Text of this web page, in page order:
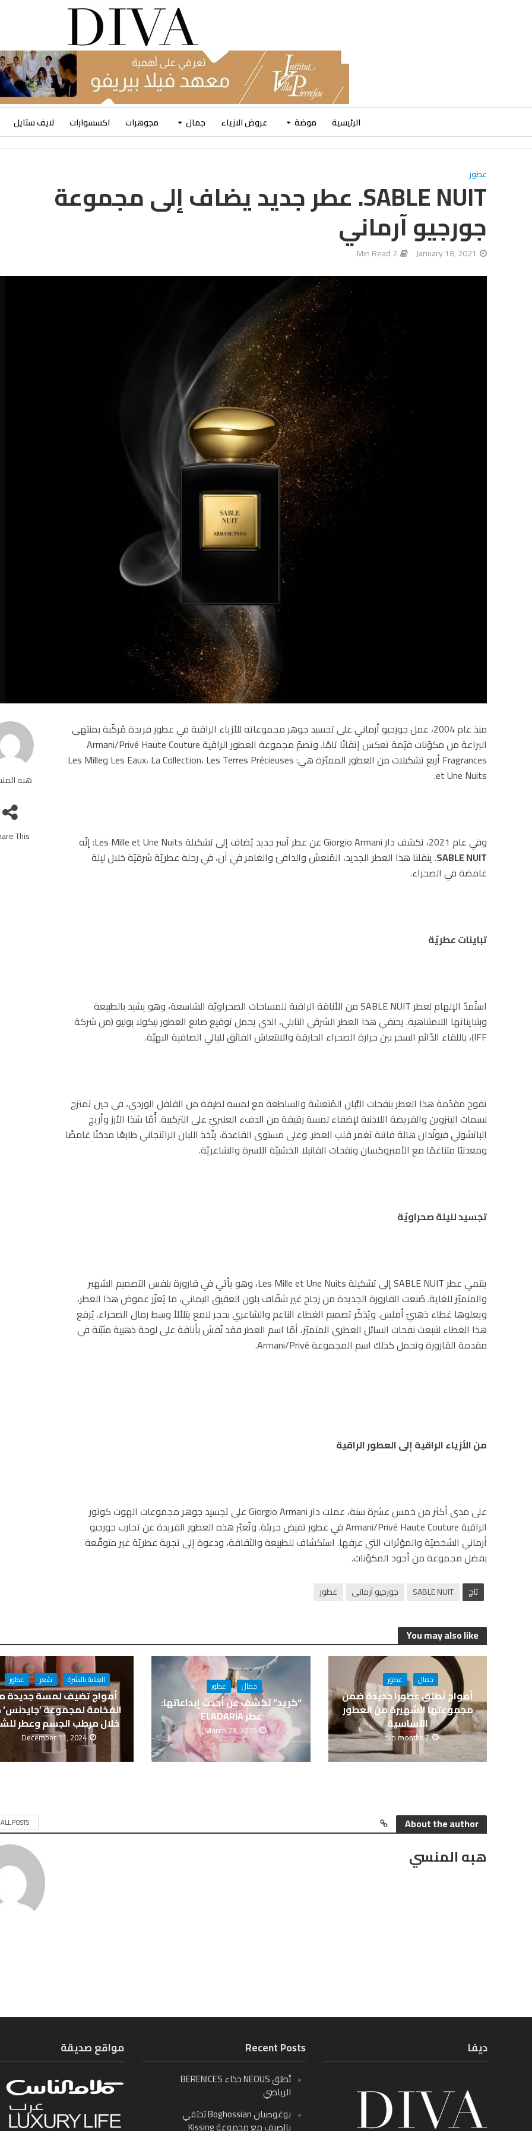
الرئيسية موضة عروض الازياء جمال مجوهرات اكسسوارات لايف ستايل
عطور
SABLE NUIT. عطر جديد يضاف إلى مجموعة
جورجيو آرماني
January 18, 2021
2 Min Read
هبه
This!
منذ عام 2004، عمل جورجيو أرماني على تجسيد جوهر مجموعاته للأزياء الراقية في عطور فريدة مُركّبة بمنتهى
البراعة من مكوّنات قيّمة تعكس إتقانًا تامًا. وتضمّ مجموعة العطور الراقية Armani/Privé Haute Couture
Fragrances أربع تشكيلات من العطور المميّزة هي: Les Eaux، La Collection، Les Terres Précieuses وLes Mille
et Une Nuits.
وفي عام 2021، تكشف دار Giorgio Armani عن عطر آسر جديد يُضاف إلى تشكيلة Les Mille et Une Nuits: إنّه
SABLE NUIT. ينقلنا هذا العطر الجديد، المُنعش والدافئ والغامر في آن، في رحلة عطريّة شرقيّة خلال ليلة
غامضة في الصحراء.
تباينات عطريّة
استُمدّ الإلهام لعطر SABLE NUIT من الأناقة الراقية للمساحات الصحراويّة الشاسعة، وهو يشيد بالطبيعة
وبتبايناتها اللامتناهية. يحتفي هذا العطر الشرقي التابلي، الذي يحمل توقيع صانع العطور نيكولا بوليو (من شركة
IFF)، باللقاء الدّائم السحر بين حرارة الصحراء الحارقة والانتعاش الفائق لليالي الصافية البهيّة.
تفوح مقدّمة هذا العطر بنفحات اللُّبان المُنعشة والساطعة مع لمسة لطيفة من الفلفل الوردي، في حين تمتزج
نسمات البنزوين والقريضة اللاذنية لإضفاء لمسة رقيقة من الدفء العنبريّ على التركيبة. أّمّا شذا الأرز وأريج
الباتشولي فيولّدان هالة فاتنة تغمر قلب العطر. وعلى مستوى القاعدة، يتّخذ اللبان الراتنجاني طابعًا مدخنًا غامضًا
ومعدنيًا متناغمًا مع الأمبروكسان ونفحات الفانيلا الخشبيّة الآسرة والشاعريّة.
تجسيد لليلة صحراويّة
ينتمي عطر SABLE NUIT إلى تشكيلة Les Mille et Une Nuits، وهو يأتي في قارورة بنفس التصميم الشهير
والمتميّز للغاية. صُنعت القارورة الجديدة من زجاج غير شفّاف بلون العقيق اليماني، ما يُعزّز غموض هذا العطر،
ويعلوها غطاء ذهبيّ أملس. ويُذكّر تصميم الغطاء الناعم والشاعري بحجر لامع يتلألأ وسط رمال الصحراء. يُرفع
هذا الغطاء لتنبعث نفحات السائل العطري المتميّز، أمّا اسم العطر فقد نُقش بأناقة على لوحة ذهبية مثبّتة في
مقدمة القارورة وتحمل كذلك اسم المجموعة Armani/Privé.
من الأزياء الراقية إلى العطور الراقية
على مدى أكثر من خمس عشرة سنة، عملت دار Giorgio Armani على تجسيد جوهر مجموعات الهوت كوتور
الراقية Armani/Privé Haute Couture في عطور تفيض جريئة. وتُعبّر هذه العطور الفريدة عن تجارب جورجيو
أرماني الشخصيّة والمؤثرات التي عرفها. استكشاف للطبيعة والثقافة، ودعوة إلى تجربة عطريّة غير متوقّعة
بفضل مجموعة من أجود المكوّنات.
تاج SABLE NUIT جورجيو آرمانى عطور
You may also like
جمال عطور
أمواج تُطلق عطوراً جديدة ضمن
مجموعتها الشهيرة من العطور
الأساسية
7 months منذ
جمال عطور
“كريد” تكشف عن أحدث إبداعاتها:
عطر ELADARIA
March 23, 2025
العناية بالبشرة شعر عطور
أمواج تضيف لمسة جديدة
الفخامة لمجموعة
خلال مرطب الجسم وعطر
December 11, 2024
About the author
POSTS
هبه المنسي
مواقع صديقة Recent Posts
تُطلق NEOUS حذاء BERENICES
الرياضي
بوغوصيان Boghossian تحتفي
بالصيف مع مجموعة Kissing
ديفا